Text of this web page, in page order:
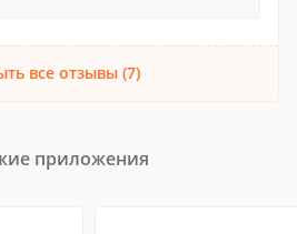
все отзывы (7)
приложения